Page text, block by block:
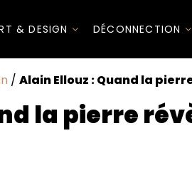
& DESIGN DÉCONNECTION
/ Alain Ellouz : Quand la
la pierre